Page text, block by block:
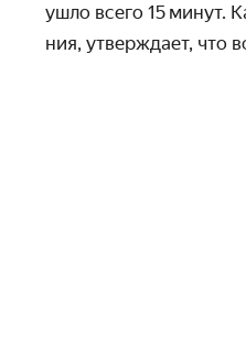
ушло всего 15 минут.
ния, утверждает, что